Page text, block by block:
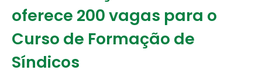
oferece 200 vagas para o
Curso de Formação de
Síndicos